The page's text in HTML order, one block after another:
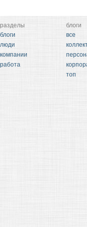
разделы
блоги
люди
компании
работа
блоги
все
топ